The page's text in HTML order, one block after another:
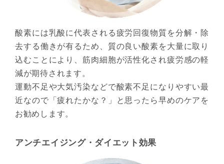
酸素には乳酸に代表される疲労回復物質を分解・除
去する働きが有るため、質の良い酸素を大量に取り
込むことにより、筋肉細胞が活性化され疲労感の軽
減が期待されます。
運動不足や大気汚染などで酸素不足になりやすい最
近なので「疲れたかな？」と思ったら早めのケアを
お勧めします。
アンチエイジング・ダイエット効果